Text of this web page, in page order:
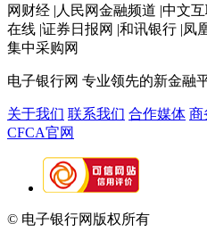
网财经 |人民网金融频道 |中文
在线 |证券日报网 |和讯银行 |凤
集中采购网
电子银行网 专业领先的新金融
关于我们 联系我们 合作媒体 商
CFCA官网
© 电子银行网版权所有